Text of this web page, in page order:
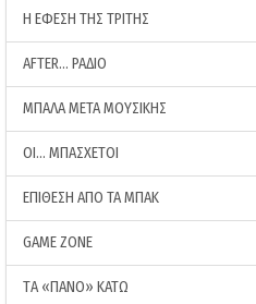
Η ΕΦΕΣΗ ΤΗΣ ΤΡΙΤΗΣ
AFTER… ΡΑΔΙΟ
ΜΠΑΛΑ ΜΕΤΑ ΜΟΥΣΙΚΗΣ
ΟΙ… ΜΠΑΣΧΕΤΟΙ
ΕΠΙΘΕΣΗ ΑΠΟ ΤΑ ΜΠΑΚ
GAME ZONE
ΤA «ΠΑΝΟ» ΚΑΤΩ